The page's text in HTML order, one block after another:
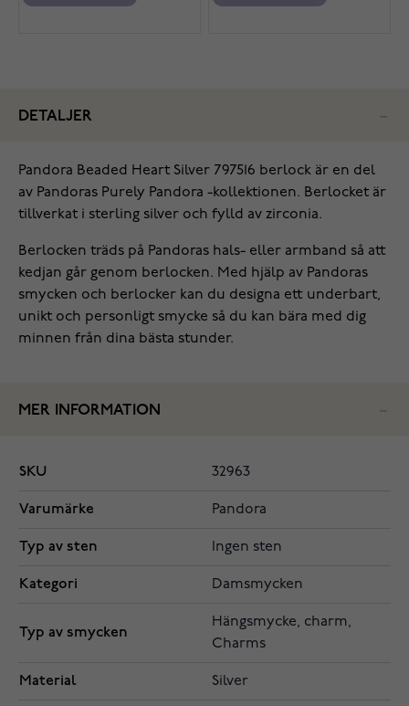
DETALJER
Pandora Beaded Heart Silver 797516 berlock är en del
av Pandoras Purely Pandora -kollektionen. Berlocket är
tillverkat i sterling silver och fylld av zirconia.
Berlocken träds på Pandoras hals- eller armband så att
kedjan går genom berlocken. Med hjälp av Pandoras
smycken och berlocker kan du designa ett underbart,
unikt och personligt smycke så du kan bära med dig
minnen från dina bästa stunder.
MER INFORMATION
SKU 32963
Varumärke Pandora
Typ av sten Ingen sten
Kategori Damsmycken
Typ av smycken
Hängsmycke, charm,
Charms
Material Silver